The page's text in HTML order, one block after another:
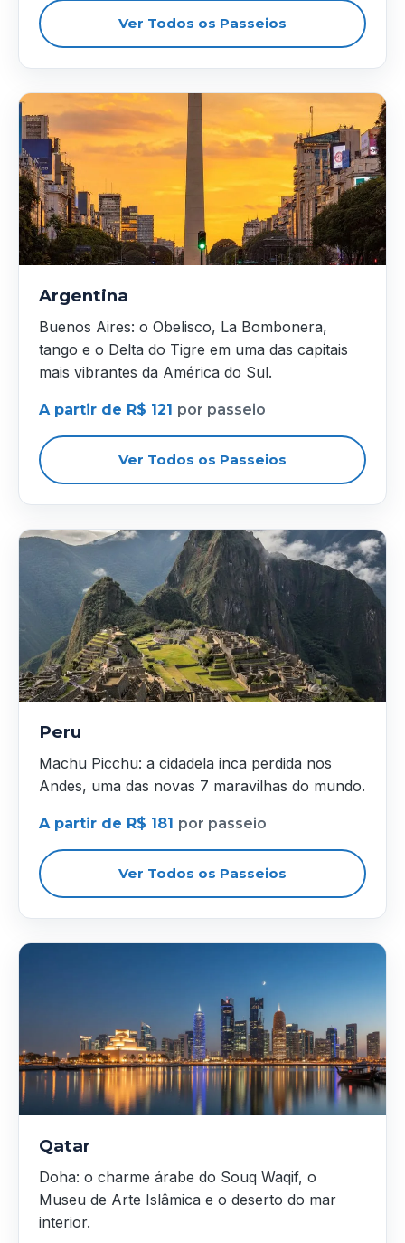
Ver Todos os Passeios
Argentina
Buenos Aires: o Obelisco, La Bombonera,
tango e o Delta do Tigre em uma das capitais
mais vibrantes da América do Sul.
A partir de R$ 121 por passeio
Ver Todos os Passeios
Peru
Machu Picchu: a cidadela inca perdida nos
Andes, uma das novas 7 maravilhas do mundo.
A partir de R$ 181 por passeio
Ver Todos os Passeios
Qatar
Doha: o charme árabe do Souq Waqif, o
Museu de Arte Islâmica e o deserto do mar
interior.